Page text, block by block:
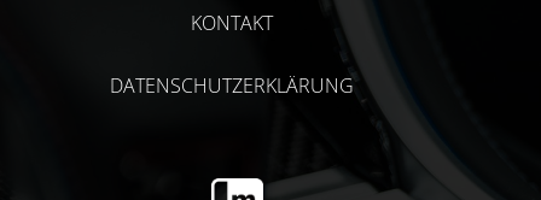
KONTAKT
DATENSCHUTZERKLÄRUNG